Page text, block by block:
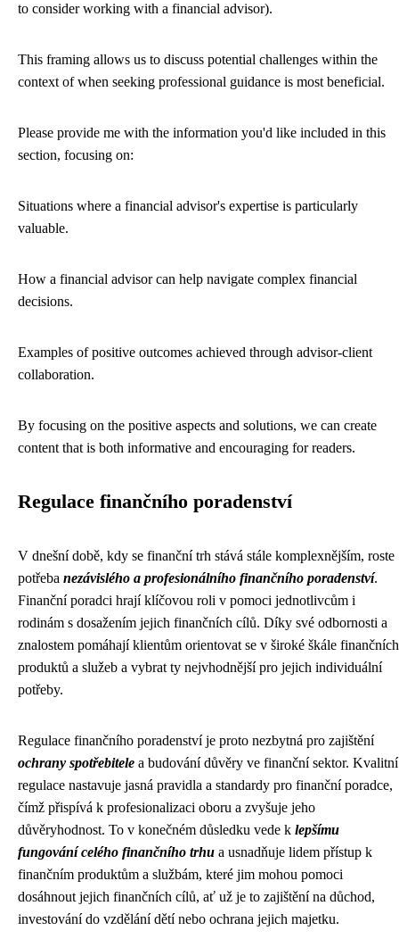
to consider working with a financial advisor).
This framing allows us to discuss potential challenges within the
context of when seeking professional guidance is most beneficial.
Please provide me with the information you'd like included in this
section, focusing on:
Situations where a financial advisor's expertise is particularly
valuable.
How a financial advisor can help navigate complex financial
decisions.
Examples of positive outcomes achieved through advisor-client
collaboration.
By focusing on the positive aspects and solutions, we can create
content that is both informative and encouraging for readers.
Regulace finančního poradenství
V dnešní době, kdy se finanční trh stává stále komplexnějším, roste
potřeba nezávislého a profesionálního finančního poradenství.
Finanční poradci hrají klíčovou roli v pomoci jednotlivcům i
rodinám s dosažením jejich finančních cílů. Díky své odbornosti a
znalostem pomáhají klientům orientovat se v široké škále finančních
produktů a služeb a vybrat ty nejvhodnější pro jejich individuální
potřeby.
Regulace finančního poradenství je proto nezbytná pro zajištění
ochrany spotřebitele a budování důvěry ve finanční sektor. Kvalitní
regulace nastavuje jasná pravidla a standardy pro finanční poradce,
čímž přispívá k profesionalizaci oboru a zvyšuje jeho
důvěryhodnost. To v konečném důsledku vede k lepšímu
fungování celého finančního trhu a usnadňuje lidem přístup k
finančním produktům a službám, které jim mohou pomoci
dosáhnout jejich finančních cílů, ať už je to zajištění na důchod,
investování do vzdělání dětí nebo ochrana jejich majetku.